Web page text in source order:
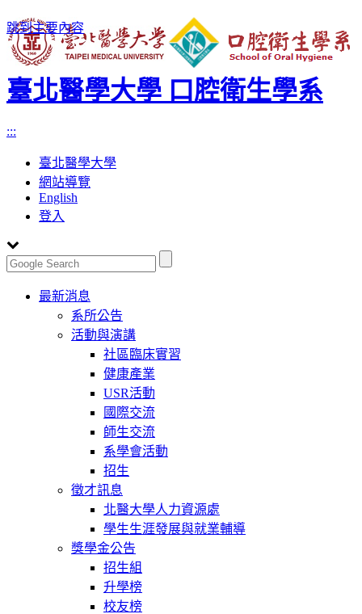
跳到主要內容
臺北醫學大學 口腔衛生學系
:::
臺北醫學大學
網站導覽
English
登入
Toggle
navigation
最新消息
系所公告
活動與演講
社區臨床實習
健康產業
USR活動
國際交流
師生交流
系學會活動
招生
徵才訊息
北醫大學人力資源處
學生生涯發展與就業輔導
獎學金公告
招生組
升學榜
校友榜